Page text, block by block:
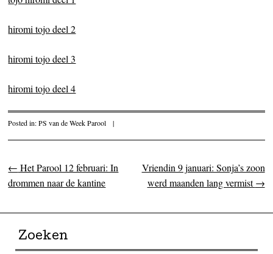
hiromi tojo deel 2
hiromi tojo deel 3
hiromi tojo deel 4
Posted in:PS van de Week Parool |
Post navigation
← Het Parool 12 februari: In
drommen naar de kantine
Vriendin 9 januari: Sonja’s zoon
werd maanden lang vermist→
Zoeken